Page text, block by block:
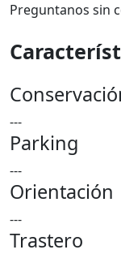
Preguntanos sin
---
Parking
---
Orientación
---
Trastero